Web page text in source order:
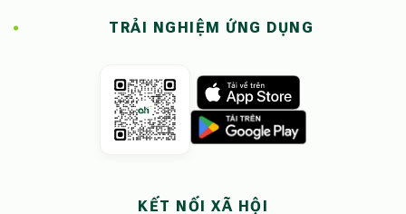
TRẢI NGHIỆM ỨNG DỤNG
KẾT NỐI XÃ HỘI